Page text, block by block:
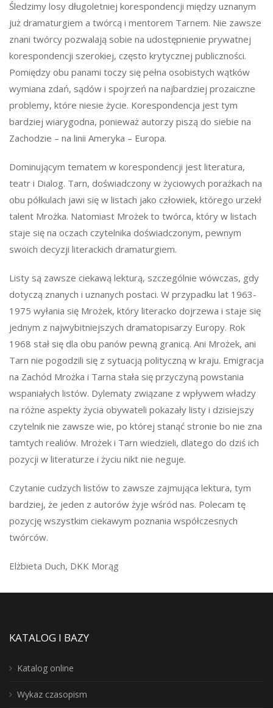
Śledzimy losy długoletniej korespondencji między uznanym
już dramaturgiem a twórcą i mentorem Tarnem. Nie zawsze
znani twórcy pozwalają sobie na udostępnienie prywatnej
korespondencji szerokiej, często krytycznej publiczności.
Pomiędzy obu panami toczy się pełna osobistych wątków
wymiana zdań, sądów i spojrzeń na najbardziej prozaiczne
problemy, które niesie życie. Korespondencja jest tym
bardziej wiarygodna, ponieważ autorzy piszą do siebie na
Zachodzie – na linii Ameryka – Europa.
Dominującym tematem w korespondencji jest literatura,
teatr i Dialog. Tarn, doświadczony w życiowych porażkach na
obu półkulach jawi się w listach jako człowiek, którego urzekł
talent Mrożka. Natomiast Mrożek to twórca, który w listach
staje się na oczach czytelnika doświadczonym, pewnym
swoich decyzji literackich dramaturgiem.
Listy są zawsze ciekawą lekturą, szczególnie wówczas, gdy
dotyczą znanych i uznanych postaci. W przypadku lat 1963-
1975 wyłania się Mrożek, który literacko dojrzewa i staje się
jednym z najwybitniejszych dramatopisarzy Europy. Rok
1968 stał się dla obu panów pewną granicą. Ani Mrożek, ani
Tarn nie pogodzili się z sytuacją polityczną w kraju. Emigracja
na Zachód Mrożka i Tarna stała się przyczyną powstania
wspaniałych listów. Dylematy związane z wpływem władzy
na różne aspekty życia obywateli pokazały listy i dzisiejszy
czytelnik nie zawsze wie, po której stanąć stronie bo nie zna
tamtych realiów. Mrożek i Tarn wiedzieli, dlatego do dziś ich
pozycji w literaturze i życiu nikt nie neguje.
Czytanie cudzych listów to zawsze zajmująca lektura, tym
bardziej, że jeden z autorów żyje wśród nas. Polecam tę
pozycję wszystkim ciekawym poznania współczesnych
twórców.
Elżbieta Duch, DKK Morąg
KATALOG I BAZY
Katalog online
Wykaz czasopism